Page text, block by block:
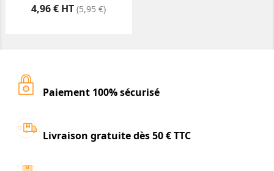
Prix
4,96 € HT (5,95 €)
Paiement 100% sécurisé
Livraison gratuite dès 50 € TTC